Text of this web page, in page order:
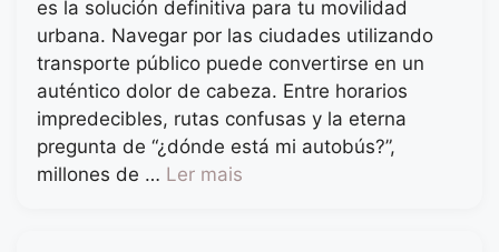
es la solución definitiva para tu movilidad
urbana. Navegar por las ciudades utilizando
transporte público puede convertirse en un
auténtico dolor de cabeza. Entre horarios
impredecibles, rutas confusas y la eterna
pregunta de “¿dónde está mi autobús?”,
millones de … Ler mais